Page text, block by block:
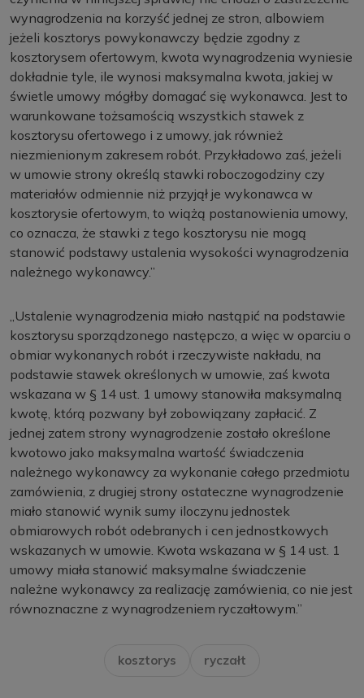
wynagrodzenia na korzyść jednej ze stron, albowiem
jeżeli kosztorys powykonawczy będzie zgodny z
kosztorysem ofertowym, kwota wynagrodzenia wyniesie
dokładnie tyle, ile wynosi maksymalna kwota, jakiej w
świetle umowy mógłby domagać się wykonawca. Jest to
warunkowane tożsamością wszystkich stawek z
kosztorysu ofertowego i z umowy, jak również
niezmienionym zakresem robót. Przykładowo zaś, jeżeli
w umowie strony określą stawki roboczogodziny czy
materiałów odmiennie niż przyjął je wykonawca w
kosztorysie ofertowym, to wiążą postanowienia umowy,
co oznacza, że stawki z tego kosztorysu nie mogą
stanowić podstawy ustalenia wysokości wynagrodzenia
należnego wykonawcy.”
„Ustalenie wynagrodzenia miało nastąpić na podstawie
kosztorysu sporządzonego następczo, a więc w oparciu o
obmiar wykonanych robót i rzeczywiste nakładu, na
podstawie stawek określonych w umowie, zaś kwota
wskazana w § 14 ust. 1 umowy stanowiła maksymalną
kwotę, którą pozwany był zobowiązany zapłacić. Z
jednej zatem strony wynagrodzenie zostało określone
kwotowo jako maksymalna wartość świadczenia
należnego wykonawcy za wykonanie całego przedmiotu
zamówienia, z drugiej strony ostateczne wynagrodzenie
miało stanowić wynik sumy iloczynu jednostek
obmiarowych robót odebranych i cen jednostkowych
wskazanych w umowie. Kwota wskazana w § 14 ust. 1
umowy miała stanowić maksymalne świadczenie
należne wykonawcy za realizację zamówienia, co nie jest
równoznaczne z wynagrodzeniem ryczałtowym.”
kosztorys ryczałt